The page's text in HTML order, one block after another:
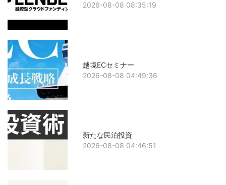
2026-08-08 08:35:19
越境ECセミナー
2026-08-08 04:49:36
新たな民泊投資
2026-08-08 04:46:51